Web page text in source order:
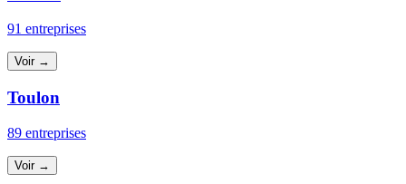
91 entreprises
Voir →
Toulon
89 entreprises
Voir →